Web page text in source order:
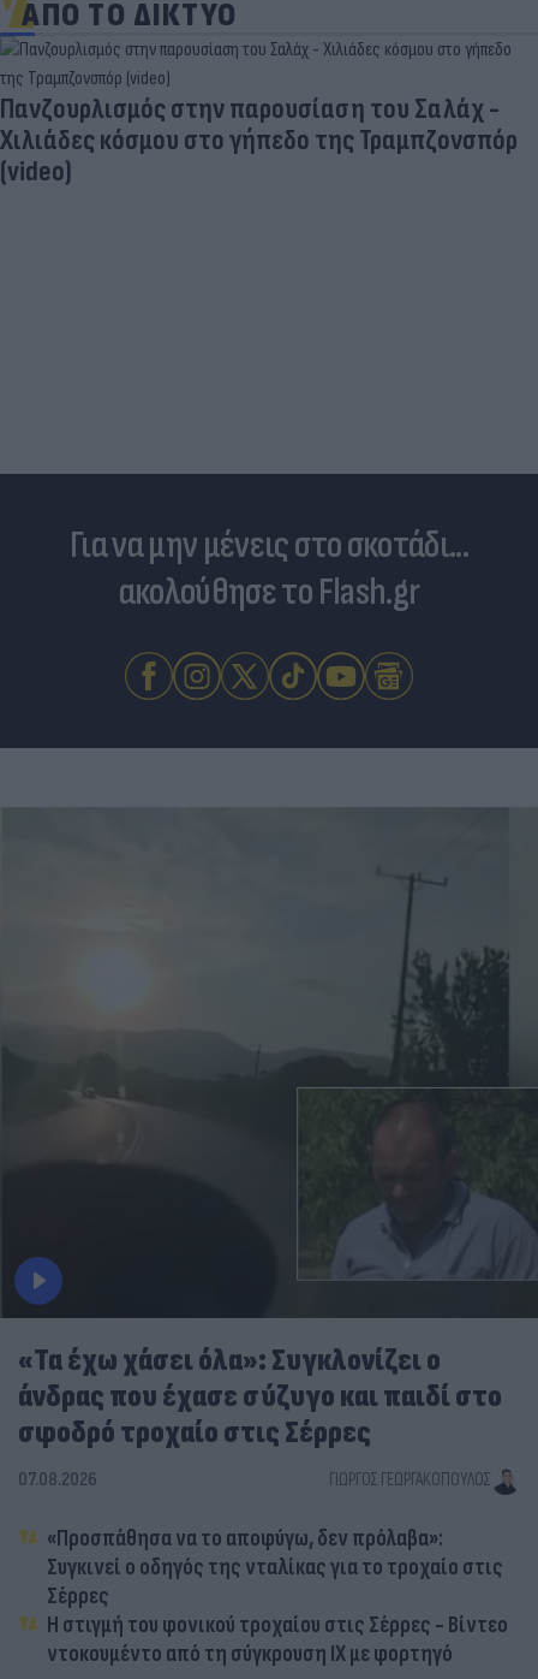
ΑΠΟ ΤΟ ΔΙΚΤΥΟ
Πανζουρλισμός στην παρουσίαση του Σαλάχ -
Χιλιάδες κόσμου στο γήπεδο της Τραμπζονσπόρ
(video)
Για να μην μένεις στο σκοτάδι...
ακολούθησε το Flash.gr
«Τα έχω χάσει όλα»: Συγκλονίζει ο
άνδρας που έχασε σύζυγο και παιδί στο
σφοδρό τροχαίο στις Σέρρες
07.08.2026 ΓΙΏΡΓΟΣ ΓΕΩΡΓΑΚΌΠΟΥΛΟΣ
«Προσπάθησα να το αποφύγω, δεν πρόλαβα»:
Συγκινεί ο οδηγός της νταλίκας για το τροχαίο στις
Σέρρες
Η στιγμή του φονικού τροχαίου στις Σέρρες - Βίντεο
ντοκουμέντο από τη σύγκρουση ΙΧ με φορτηγό